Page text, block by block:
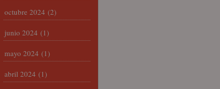
octubre 2024 (2)
junio 2024 (1)
mayo 2024 (1)
abril 2024 (1)